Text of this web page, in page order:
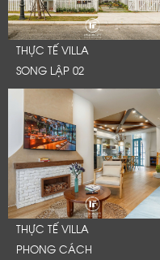
THỰC TẾ VILLA
SONG LẬP 02
THỰC TẾ VILLA
PHONG CÁCH